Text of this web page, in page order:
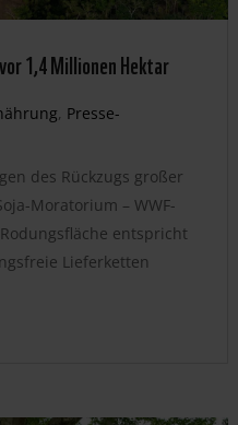
1,4 Millionen Hektar
, Presse-
des Rückzugs großer
Moratorium – WWF-
entspricht
Lieferketten